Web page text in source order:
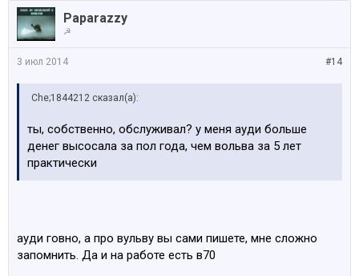
Paparazzy
☭
#14
3 июл 2014
Che;1844212 сказал(а):
ты, собственно, обслуживал? у меня ауди больше
денег высосала за пол года, чем вольва за 5 лет
практически
ауди говно, а про вульву вы сами пишете, мне сложно
запомнить. Да и на работе есть в70